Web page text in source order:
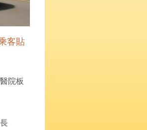
客貼
院板